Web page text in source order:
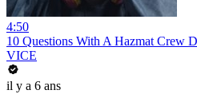
4:50
10 Questions With A Hazmat Crew
VICE
il y a 6 ans